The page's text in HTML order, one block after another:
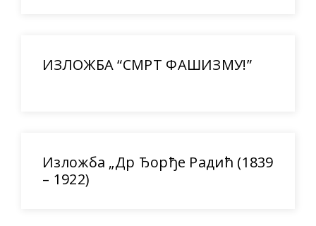
ИЗЛОЖБА “СМРТ ФАШИЗМУ!”
Изложба „Др Ђорђе Радић (1839
– 1922)